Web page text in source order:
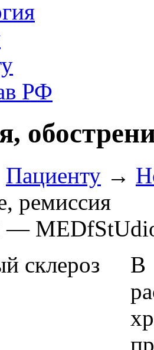
РФ
Пациенту →
ремиссия
—
В